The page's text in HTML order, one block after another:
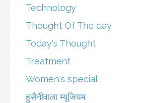
Technology
Thought Of The day
Today's Thought
Treatment
Women's special
हुसैनीवाला म्यूजियम